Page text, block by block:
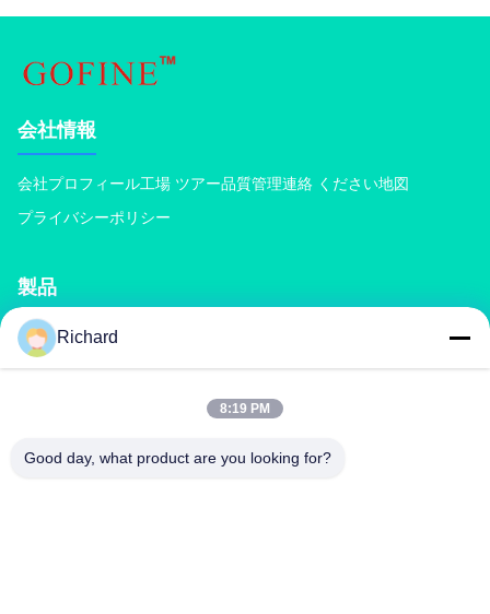
会社情報
会社プロフィール工場 ツアー品質管理連絡 ください地図
プライバシーポリシー
製品
堆肥化肥機化成肥料生産ライン
BB肥料の生産ライン二重ローラー肥料の造粒機
Richard
8:19 PM
Good day, what product are you looking for?